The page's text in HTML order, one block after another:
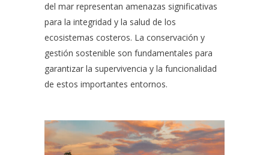
del mar representan amenazas significativas
para la integridad y la salud de los
ecosistemas costeros. La conservación y
gestión sostenible son fundamentales para
garantizar la supervivencia y la funcionalidad
de estos importantes entornos.